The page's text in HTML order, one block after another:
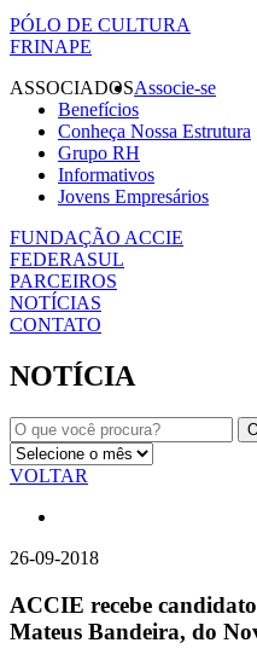
PÓLO DE CULTURA
FRINAPE
ASSOCIADOSAssocie-se
Benefícios
Conheça Nossa Estrutura
Grupo RH
Informativos
Jovens Empresários
FUNDAÇÃO ACCIE
FEDERASUL
PARCEIROS
NOTÍCIAS
CONTATO
NOTÍCIA
VOLTAR
26-09-2018
ACCIE recebe
Mateus Bandeira, do